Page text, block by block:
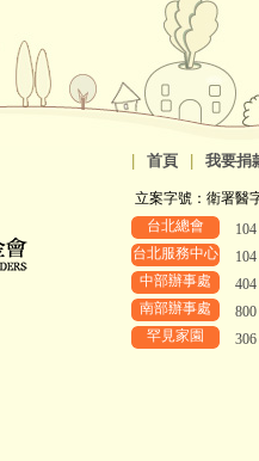
首頁 我要捐
立案字號：衛署醫
台北總會
台北服務中心
中部辦事處
南部辦事處
罕見家園